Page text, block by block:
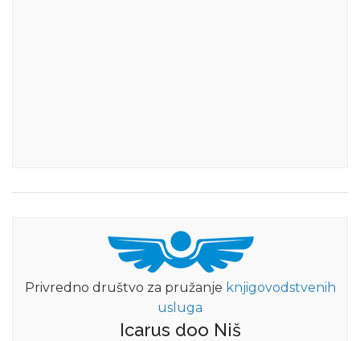
Privredno društvo za pružanje knjigovodstvenih
usluga
Icarus doo Niš